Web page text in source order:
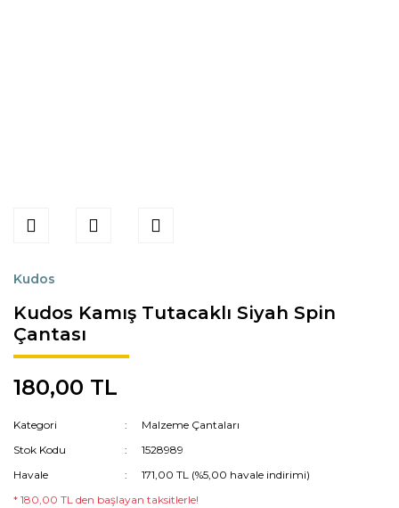
Kudos
Kudos Kamış Tutacaklı Siyah Spin
Çantası
180,00 TL
Kategori
Malzeme Çantaları
Stok Kodu
1528989
Havale
171,00 TL (%5,00 havale indirimi)
* 180,00 TL den başlayan taksitlerle!